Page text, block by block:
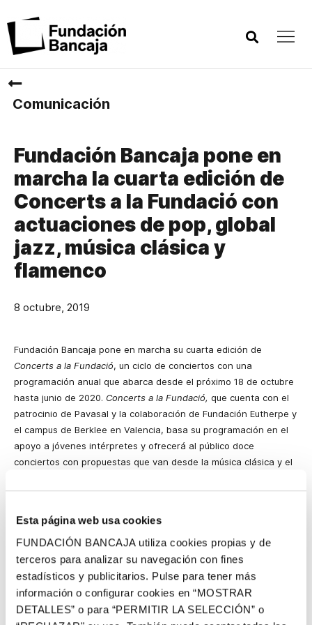
Esta página web usa cookies
FUNDACIÓN BANCAJA utiliza cookies propias y de
terceros para analizar su navegación con fines
estadísticos y publicitarios. Pulse para tener más
información o configurar cookies en “MOSTRAR
DETALLES” o para “PERMITIR LA SELECCIÓN” o
Comunicación
Fundación Bancaja pone en
marcha la cuarta edición de
Concerts a la Fundació con
actuaciones de pop, global
jazz, música clásica y
flamenco
8 octubre, 2019
Fundación Bancaja pone en marcha su cuarta edición de
Concerts a la Fundació, un ciclo de conciertos con una
programación anual que abarca desde el próximo 18 de octubre
hasta junio de 2020. Concerts a la Fundació, que cuenta con el
patrocinio de Pavasal y la colaboración de Fundación Eutherpe y
el campus de Berklee en Valencia, basa su programación en el
apoyo a jóvenes intérpretes y ofrecerá al público doce
conciertos con propuestas que van desde la música clásica y el
artistas Kiki Morente y Alba Molina. Los conciertos de pop
estarán protagonizados por el grupo valenciano Gener, la
cantante Soledad Vélez y la agrupación The Beat Music Study.
En cuanto a las propuestas de global jazz, estarán
interpretadas por estudiantes del campus de Berklee en
Valencia, mientras que las citas de música clásica contarán con
artistas y agrupaciones como Silvia Vázquez y Carles Budo en